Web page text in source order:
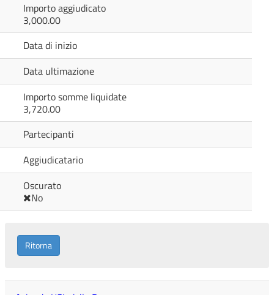
Importo aggiudicato
3,000.00
Data di inizio
Data ultimazione
Importo somme liquidate
3,720.00
Partecipanti
Aggiudicatario
Oscurato
No
Ritorna